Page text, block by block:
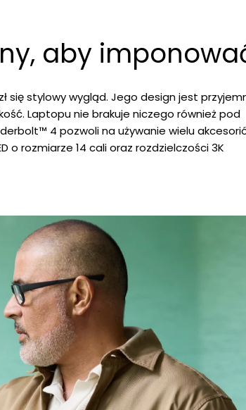
aby
się stylowy wygląd. Jego design jest
Laptopu nie brakuje niczego również pod
4 pozwoli na używanie wielu
o rozmiarze 14 cali oraz rozdzielczości 3K